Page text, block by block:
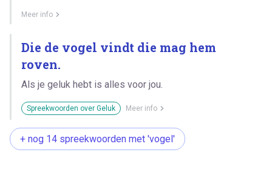
Meer info
Die de vogel vindt die mag hem
roven.
Als je geluk hebt is alles voor jou.
Spreekwoorden over Geluk Meer info
+ nog 14 spreekwoorden met 'vogel'